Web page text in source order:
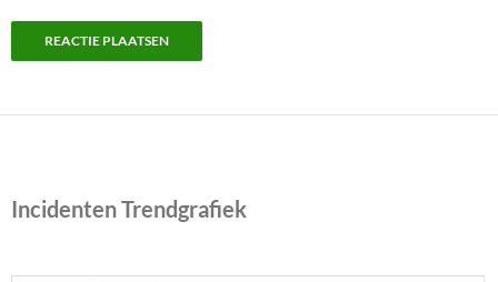
Incidenten Trendgrafiek